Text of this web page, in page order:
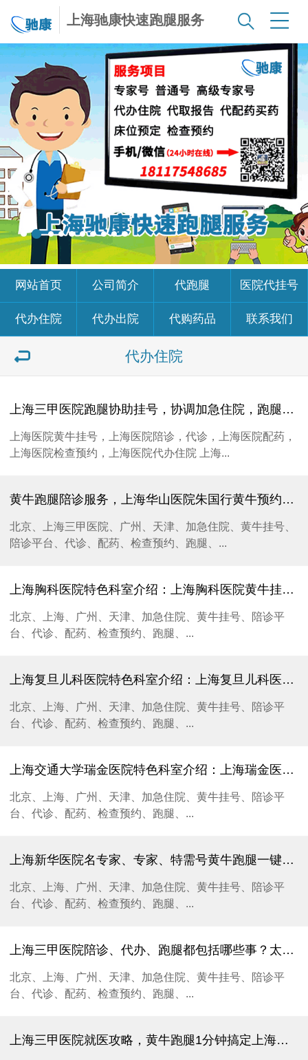
上海驰康快速跑腿服务
网站首页 公司简介 代跑腿 医院代挂号
代办住院 代办出院 代购药品 联系我们
代办住院
上海三甲医院跑腿协助挂号，协调加急住院，跑腿购药-上海瑞金医院新华医院冬病夏治敷贴启动，扶正温阳正当时！
上海医院黄牛挂号，上海医院陪诊，代诊，上海医院配药，
上海医院检查预约，上海医院代办住院 ​上海...
黄牛跑腿陪诊服务，上海华山医院朱国行黄牛预约挂号，预约B超CT检查、加急住院办理、上海驰康黄牛跑腿来帮忙专业快捷包
北京、上海三甲医院、广州、天津、加急住院、黄牛挂号、
陪诊平台、代诊、配药、检查预约、跑腿、...
上海胸科医院特色科室介绍：上海胸科医院黄牛挂号、跑腿加急住院检查、陪诊代配药
北京、上海、广州、天津、加急住院、黄牛挂号、陪诊平
台、代诊、配药、检查预约、跑腿、...
上海复旦儿科医院特色科室介绍：上海复旦儿科医院黄牛挂号、跑腿加急住院检查、陪诊代配药
北京、上海、广州、天津、加急住院、黄牛挂号、陪诊平
台、代诊、配药、检查预约、跑腿、...
上海交通大学瑞金医院特色科室介绍：上海瑞金医院黄牛挂号、跑腿加急住院检查、陪诊代配药
北京、上海、广州、天津、加急住院、黄牛挂号、陪诊平
台、代诊、配药、检查预约、跑腿、...
上海新华医院名专家、专家、特需号黄牛跑腿一键挂号，轻松就医
北京、上海、广州、天津、加急住院、黄牛挂号、陪诊平
台、代诊、配药、检查预约、跑腿、...
上海三甲医院陪诊、代办、跑腿都包括哪些事？太实用了，驰康分享给大家！
北京、上海、广州、天津、加急住院、黄牛挂号、陪诊平
台、代诊、配药、检查预约、跑腿、...
上海三甲医院就医攻略，黄牛跑腿1分钟搞定上海新华医院预约挂号（涵盖专家、特需） 以精准与协同守护患儿光明未来丨新华医院视网膜母细胞瘤（RB）诊疗形成全周期管理模式